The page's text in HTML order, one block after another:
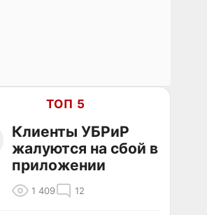
ТОП 5
Клиенты УБРиР
жалуются на сбой в
приложении
1 409 12